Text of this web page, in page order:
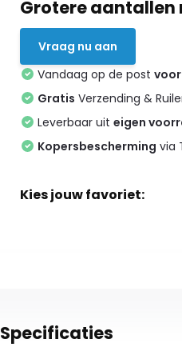
Grotere aantallen
Vraag nu aan
Vandaag op de postvoor
Gratis Verzending &
Leverbaar uiteigen
Kopersbescherming via
Kies jouw favoriet:
Specificaties